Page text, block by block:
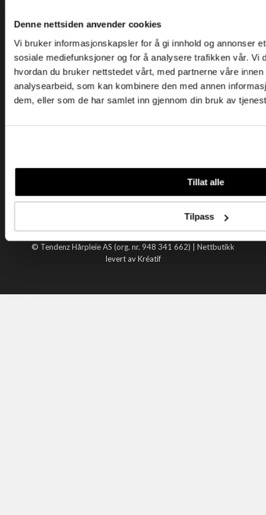
Denne nettsiden anvender cookies
Vi bruker informasjonskapsler for å gi innhold og annonser
sosiale mediefunksjoner og for å analysere trafikken vår. Vi
hvordan du bruker nettstedet vårt, med partnerne våre
analysearbeid, som kan kombinere den med annen
dem, eller som de har samlet inn gjennom din bruk av
Tillat alle
Tilpass
Personvern
Holtegata 26, 0355 Oslo
Telefon: +47 22 92 50 00
E-post: kundeservice@tendenz.net
Nyttige lenker
Datablad
Om oss
Handle hos oss
© Tendenz Hårpleie AS (org. nr. 948 341 662) | Nettbutikk
levert av Kréatif